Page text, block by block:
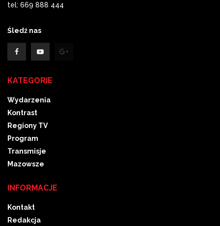
tel: 669 888 444
Śledź nas
KATEGORIE
Wydarzenia
Kontrast
Regiony TV
Program
Transmisje
Mazowsze
INFORMACJE
Kontakt
Redakcja